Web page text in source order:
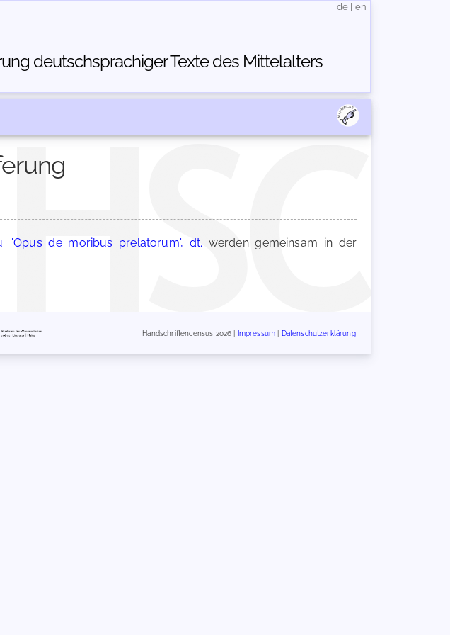
deutschsprachiger Texte des Mittelalters
de en
'Opus de moribus prelatorum', dt. werden gemeinsam in der
Handschriftencensus 2026 | Impressum Datenschutzerklärung